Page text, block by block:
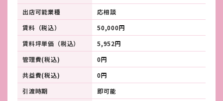
出店可能業種
応相談
賃料（税込）
50,000円
賃料坪単価（税込）
5,952円
管理費(税込)
0円
共益費(税込)
0円
引渡時期
即可能